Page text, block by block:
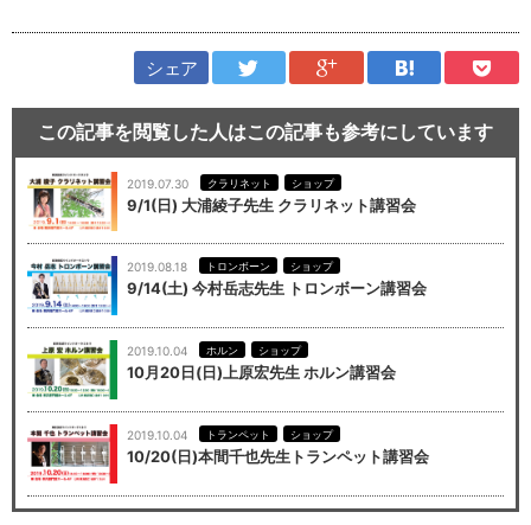
シェア
この記事を閲覧した人はこの記事も参考にしています
2019.07.30 クラリネット ショップ
9/1(日) 大浦綾子先生 クラリネット講習会
2019.08.18 トロンボーン ショップ
9/14(土) 今村岳志先生 トロンボーン講習会
2019.10.04 ホルン ショップ
10月20日(日)上原宏先生 ホルン講習会
2019.10.04 トランペット ショップ
10/20(日)本間千也先生トランペット講習会